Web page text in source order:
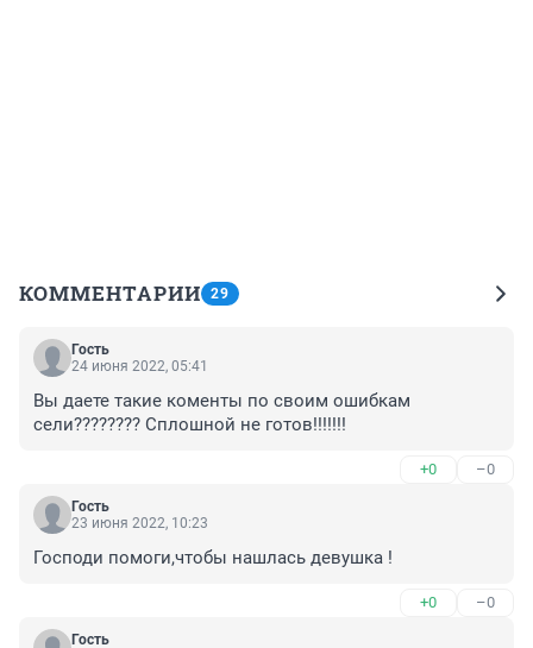
КОММЕНТАРИИ 29
Гость
24 июня 2022, 05:41
Вы даете такие коменты по своим ошибкам
сели???????? Сплошной не готов!!!!!!!
+0 –0
Гость
23 июня 2022, 10:23
Господи помоги,чтобы нашлась девушка !
+0 –0
Гость